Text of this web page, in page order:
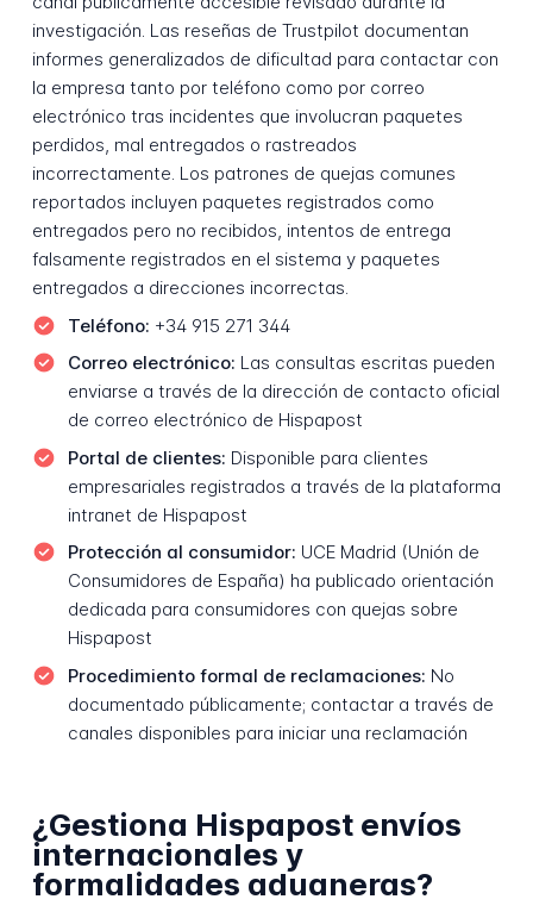
investigación. Las reseñas de Trustpilot documentan
informes generalizados de dificultad para contactar con
la empresa tanto por teléfono como por correo
electrónico tras incidentes que involucran paquetes
perdidos, mal entregados o rastreados
incorrectamente. Los patrones de quejas comunes
reportados incluyen paquetes registrados como
entregados pero no recibidos, intentos de entrega
falsamente registrados en el sistema y paquetes
entregados a direcciones incorrectas.
Teléfono: +34 915 271 344
Correo electrónico: Las consultas escritas pueden
enviarse a través de la dirección de contacto oficial
de correo electrónico de Hispapost
Portal de clientes: Disponible para clientes
empresariales registrados a través de la plataforma
intranet de Hispapost
Protección al consumidor: UCE Madrid (Unión de
Consumidores de España) ha publicado orientación
dedicada para consumidores con quejas sobre
Hispapost
Procedimiento formal de reclamaciones: No
documentado públicamente; contactar a través de
canales disponibles para iniciar una reclamación
¿Gestiona Hispapost envíos
internacionales y
formalidades aduaneras?